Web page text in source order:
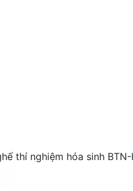
thí nghiệm hóa sinh